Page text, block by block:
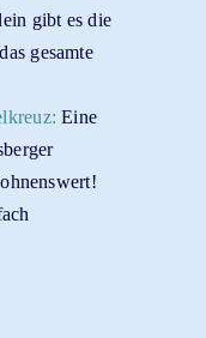
gibt es die
gesamte
Eine